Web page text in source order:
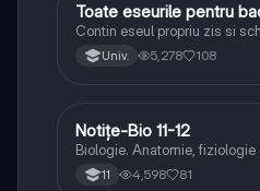
Limba și literatura română
Toate eseurile pentru
Contin eseul propriu zis si
Univ. 5,278 108
Biologie
Notițe-Bio 11-12
Biologie. Anatomie, fiziologie
11 4,598 81